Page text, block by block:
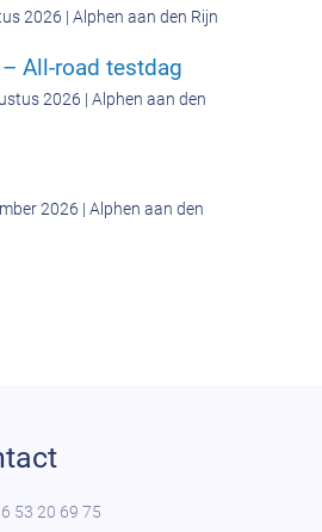
2026 | Alphen aan den Rijn
All-road testdag
2026 | Alphen aan den
2026 | Alphen aan den
53 20 69 75